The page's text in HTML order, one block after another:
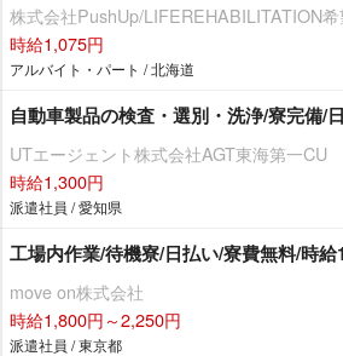
株式会社PushUp/LIFEREHABILITATION
時給1,075円
アルバイト・パート / 北海道
自動車製品の検査・選別・洗浄/寮完備/
UTエージェント株式会社AGT東海第一CU
時給1,300円
派遣社員 / 愛知県
工場内作業/待機寮/日払い/寮費無料/時
move on株式会社
時給1,800円～2,250円
派遣社員 / 東京都